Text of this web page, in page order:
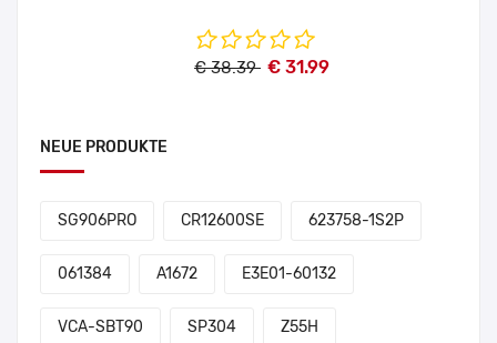
€ 38.39 € 31.99
NEUE PRODUKTE
SG906PRO CR12600SE 623758-1S2P
061384 A1672 E3E01-60132
VCA-SBT90 SP304 Z55H